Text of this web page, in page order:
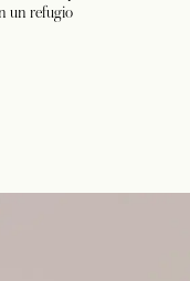
un refugio